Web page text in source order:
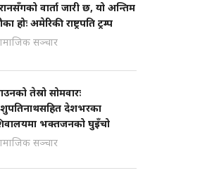
वार्ता जारी छ, यो अन्तिम
होः अमेरिकी राष्ट्रपति ट्रम्प
सञ्चार
तेस्रो सोमवारः
देशभरका
भक्तजनको घुइँचो
सञ्चार